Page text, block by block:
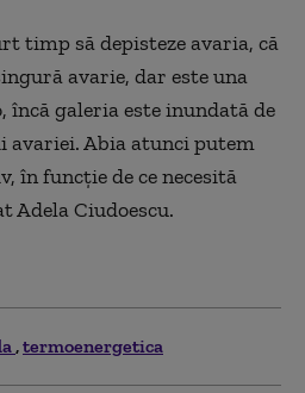
timp să depisteze avaria, că
avarie, dar este una
încă galeria este inundată de
Abia atunci putem
în funcție de ce necesită
Adela Ciudoescu.
termoenergetica